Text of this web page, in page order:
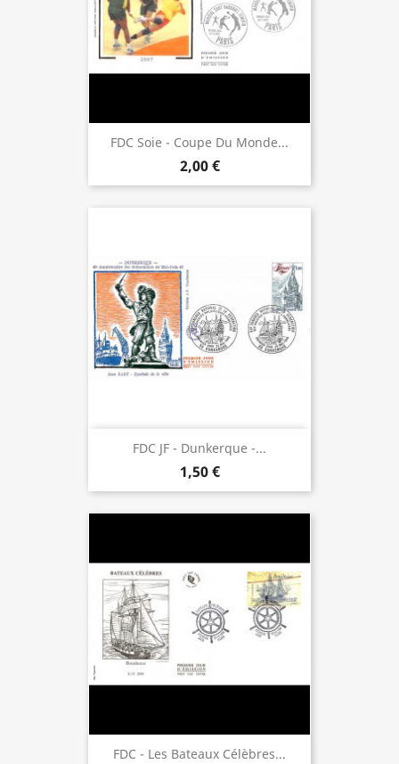
FDC Soie - Coupe Du Monde...
2,00 €
FDC JF - Dunkerque -...
1,50 €
FDC - Les Bateaux Célèbres...